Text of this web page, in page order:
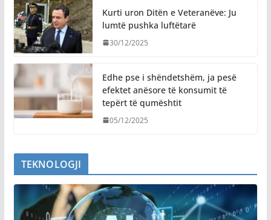
Kurti uron Ditën e Veteranëve: Ju
lumtë pushka luftëtarë
30/12/2025
Edhe pse i shëndetshëm, ja pesë
efektet anësore të konsumit të
tepërt të qumështit
05/12/2025
TEKNOLOGJI